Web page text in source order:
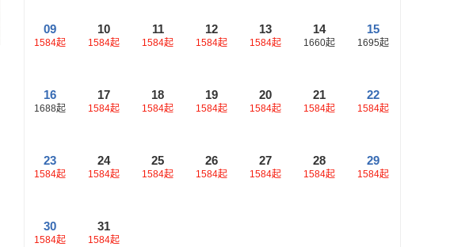
09
1584起
10
1584起
11
1584起
12
1584起
13
1584起
14
1660起
15
1695起
16
1688起
17
1584起
18
1584起
19
1584起
20
1584起
21
1584起
22
1584起
23
1584起
24
1584起
25
1584起
26
1584起
27
1584起
28
1584起
29
1584起
30
1584起
31
1584起